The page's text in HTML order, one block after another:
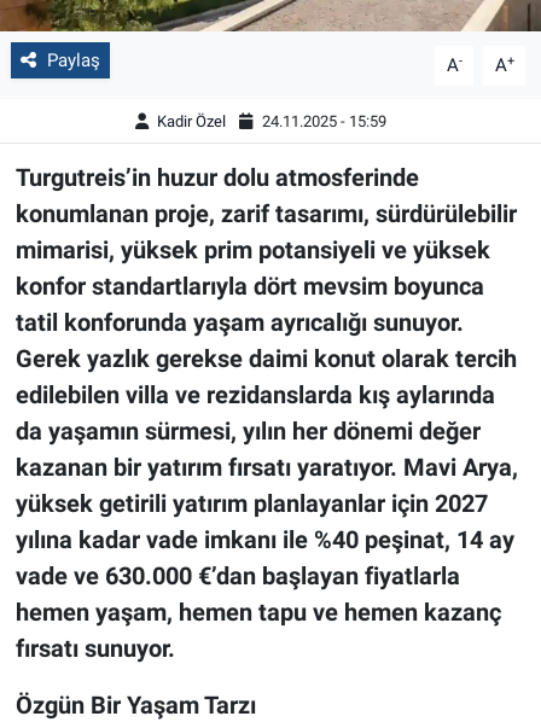
Paylaş A- A+
Kadir Özel 24.11.2025 - 15:59
Turgutreis’in huzur dolu atmosferinde
konumlanan proje, zarif tasarımı, sürdürülebilir
mimarisi, yüksek prim potansiyeli ve yüksek
konfor standartlarıyla dört mevsim boyunca
tatil konforunda yaşam ayrıcalığı sunuyor.
Gerek yazlık gerekse daimi konut olarak tercih
edilebilen villa ve rezidanslarda kış aylarında
da yaşamın sürmesi, yılın her dönemi değer
kazanan bir yatırım fırsatı yaratıyor. Mavi Arya,
yüksek getirili yatırım planlayanlar için 2027
yılına kadar vade imkanı ile %40 peşinat, 14 ay
vade ve 630.000 €’dan başlayan fiyatlarla
hemen yaşam, hemen tapu ve hemen kazanç
fırsatı sunuyor.
Özgün Bir Yaşam Tarzı